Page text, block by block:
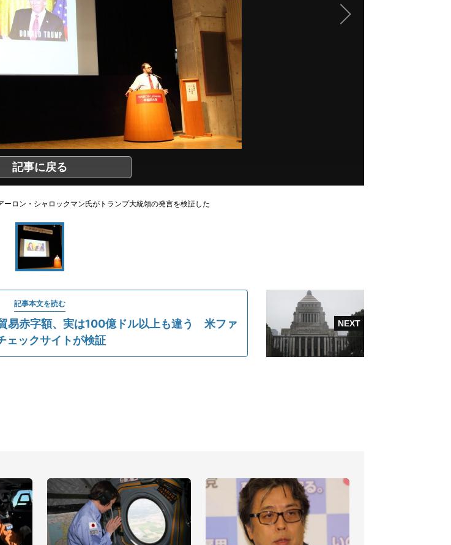
記事に戻る
ーロン・シャロックマン氏がトランプ大統領の発言を検証した
記事本文を読む
易赤字額、実は100億ドル以上も違う 米ファ
ェックサイトが検証